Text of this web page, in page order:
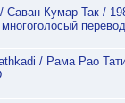
Саван Кумар Так /
перевод
/ Рама Рао